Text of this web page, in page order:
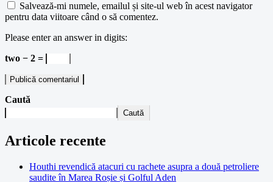
Salvează-mi numele, emailul și site-ul web în acest navigator
pentru data viitoare când o să comentez.
Please enter an answer in digits:
two − 2 =
Caută
Caută
Articole recente
Houthi revendică atacuri cu rachete asupra a două petroliere
saudite în Marea Roșie și Golful Aden